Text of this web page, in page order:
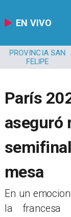
EN VIVO
PROVINCIA SAN
FELIPE
París
aseguró
mesa
​En un
la francesa